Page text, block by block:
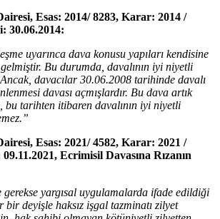
Esas: 2014/ 8283, Karar: 2014 /
30.06.2014:
uyarınca dava konusu yapıları kendisine
Bu durumda, davalının iyi niyetli
davacılar 30.06.2008 tarihinde davalı
davası açmışlardır. Bu dava artık
tarihten itibaren davalının iyi niyetli
Esas: 2021/ 4582, Karar: 2021 /
Ecrimisil Davasına Rızanın
yargısal uygulamalarda ifade edildiği
deyişle haksız işgal tazminatı zilyet